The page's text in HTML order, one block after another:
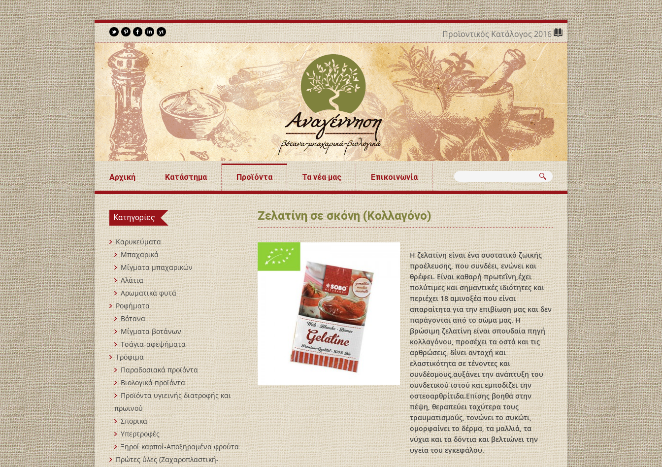
Προϊοντικός Κατάλογος 2016
Αρχική Κατάστημα Προϊόντα Τα νέα μας Επικοινωνία
Ζελατίνη σε σκόνη (Κολλαγόνο)
Η ζελατίνη είναι ένα συστατικό ζωικής
προέλευσης, που συνδέει, ενώνει και
θρέφει. Είναι καθαρή πρωτεΐνη,έχει
πολύτιμες και σημαντικές ιδιότητες και
περιέχει 18 αμινοξέα που είναι
απαραίτητα για την επιβίωση μας και δεν
παράγονται από το σώμα μας. Η
βρώσιμη ζελατίνη είναι σπουδαία πηγή
κολλαγόνου, προσέχει τα οστά και τις
αρθρώσεις, δίνει αντοχή και
ελαστικότητα σε τένοντες και
συνδέσμους,αυξάνει την ανάπτυξη του
συνδετικού ιστού και εμποδίζει την
οστεοαρθρίτιδα.Επίσης βοηθά στην
πέψη, θεραπεύει ταχύτερα τους
τραυματισμούς, τονώνει το συκώτι,
ομορφαίνει το δέρμα, τα μαλλιά, τα
νύχια και τα δόντια και βελτιώνει την
υγεία του εγκεφάλου.
Κατηγορίες
Καρυκεύματα
Μπαχαρικά
Mίγματα μπαχαρικών
Αλάτια
Αρωματικά φυτά
Ροφήματα
Βότανα
Μίγματα βοτάνων
Τσάγια-αφεψήματα
Τρόφιμα
Παραδοσιακά προϊόντα
Βιολογικά пροϊόντα
Προϊόντα υγιεινής διατροφής και
πρωινού
Σπορικά
Υπερτροφές
Ξηροί καρποί-Αποξηραμένα φρούτα
Πρώτες ύλες (Ζαχαροπλαστική-